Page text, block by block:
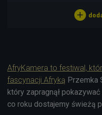
AfryKamera to festiwal,
fascynacji Afryką Przemka
który zapragnął
co roku dostajemy świeżą